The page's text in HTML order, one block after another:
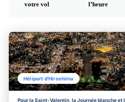
votre vol
l’heure
Héliport d'Hiroshima
Pour la Saint-Valentin, la Journée blanche